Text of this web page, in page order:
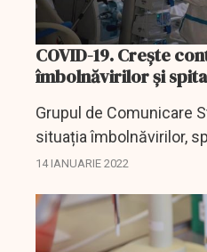
COVID-19. Crește
îmbolnăvirilor și
Grupul de Comunicare
situația îmbolnăvirilor,
deceselor cauzate de
24 de ore...
14 IANUARIE 2022